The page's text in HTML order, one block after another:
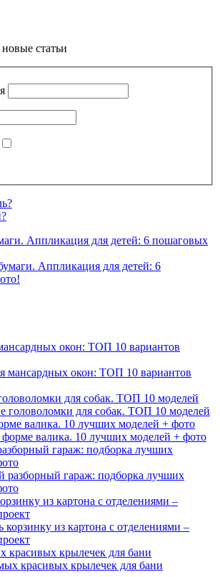
Аппликация для детей: 6 пошаговых
окон: ТОП 10 вариантов
для собак. ТОП 10 моделей
валика. 10 лучших моделей + фото
гараж: подборка лучших
из картона с отделениями –
крылечек для бани